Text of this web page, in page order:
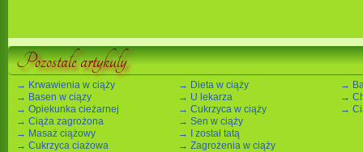
Pozostałe artykuły
→ Krwawienia w ciąży
→ Basen w ciązy
→ Opiekunka cieżarnej
→ Ciąża zagrożona
→ Masaż ciążowy
→ Cukrzyca ciażowa
→ Dieta w ciąży
→ U lekarza
→ Cukrzyca w ciąży
→ Sen w ciąży
→ I został tatą
→ Zagrożenia w ciąży
→
→
→